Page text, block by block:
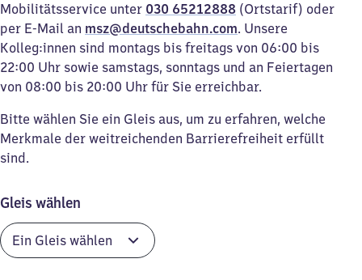
Mobilitätsservice unter 030 65212888 (Ortstarif) oder
per E-Mail an msz@deutschebahn.com. Unsere
Kolleg:innen sind montags bis freitags von 06:00 bis
22:00 Uhr sowie samstags, sonntags und an Feiertagen
von 08:00 bis 20:00 Uhr für Sie erreichbar.
Bitte wählen Sie ein Gleis aus, um zu erfahren, welche
Merkmale der weitreichenden Barrierefreiheit erfüllt
sind.
Gleis wählen